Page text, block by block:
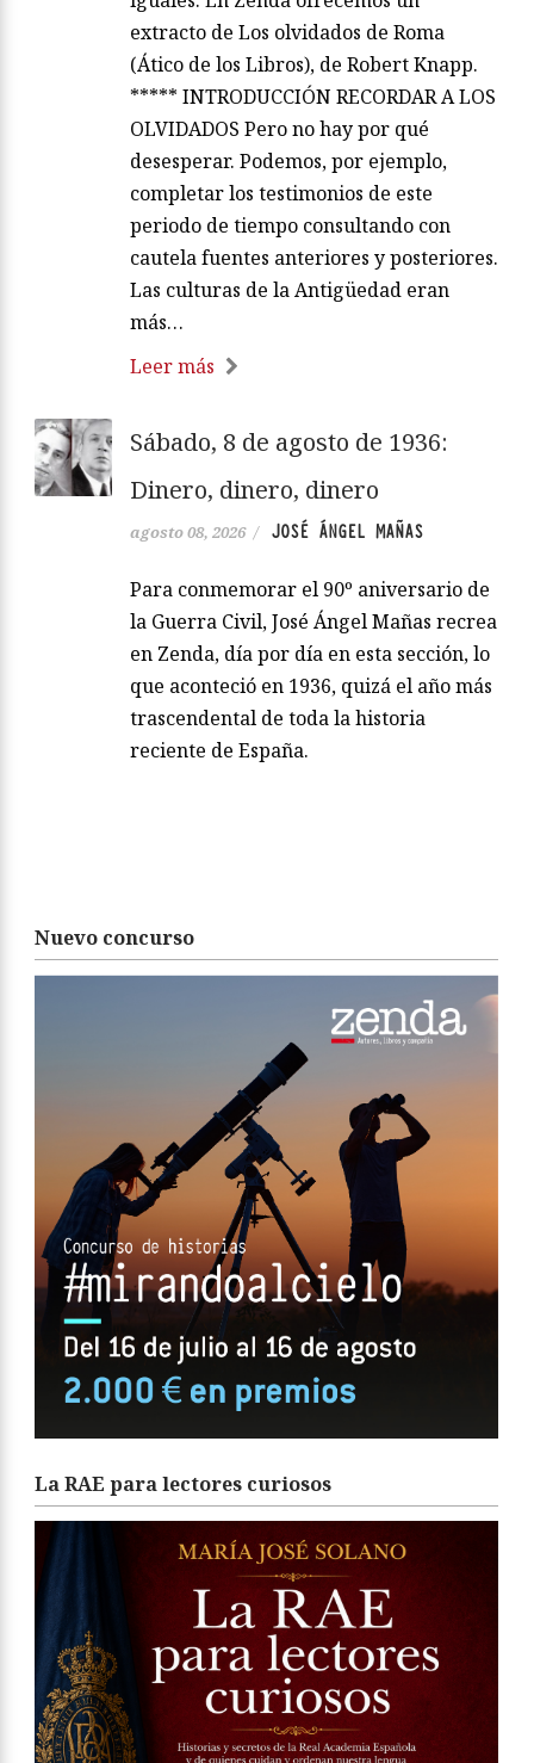
extracto de Los olvidados de Roma
(Ático de los Libros), de Robert Knapp.
***** INTRODUCCIÓN RECORDAR A LOS
OLVIDADOS Pero no hay por qué
desesperar. Podemos, por ejemplo,
completar los testimonios de este
periodo de tiempo consultando con
cautela fuentes anteriores y posteriores.
Las culturas de la Antigüedad eran
más…
Leer más
Sábado, 8 de agosto de 1936:
Dinero, dinero, dinero
agosto 08, 2026 / JOSÉ ÁNGEL MAÑAS
Para conmemorar el 90º aniversario de
la Guerra Civil, José Ángel Mañas recrea
en Zenda, día por día en esta sección, lo
que aconteció en 1936, quizá el año más
trascendental de toda la historia
reciente de España.
Nuevo concurso
La RAE para lectores curiosos